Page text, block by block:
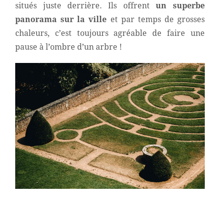
situés juste derrière. Ils offrentun superbe
panorama sur la ville et par temps de grosses
chaleurs, c’est toujours agréable de faire une
pause à l’ombre d’un arbre !